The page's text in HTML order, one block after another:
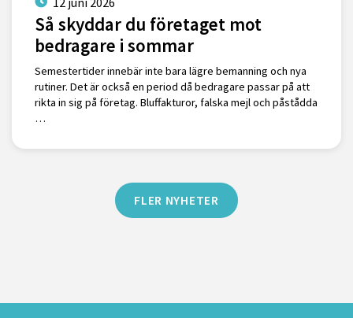
Så skyddar du företaget mot
bedragare i sommar
Semestertider innebär inte bara lägre bemanning och nya
rutiner. Det är också en period då bedragare passar på att
rikta in sig på företag. Bluffakturor, falska mejl och påstådda
…
FLER NYHETER